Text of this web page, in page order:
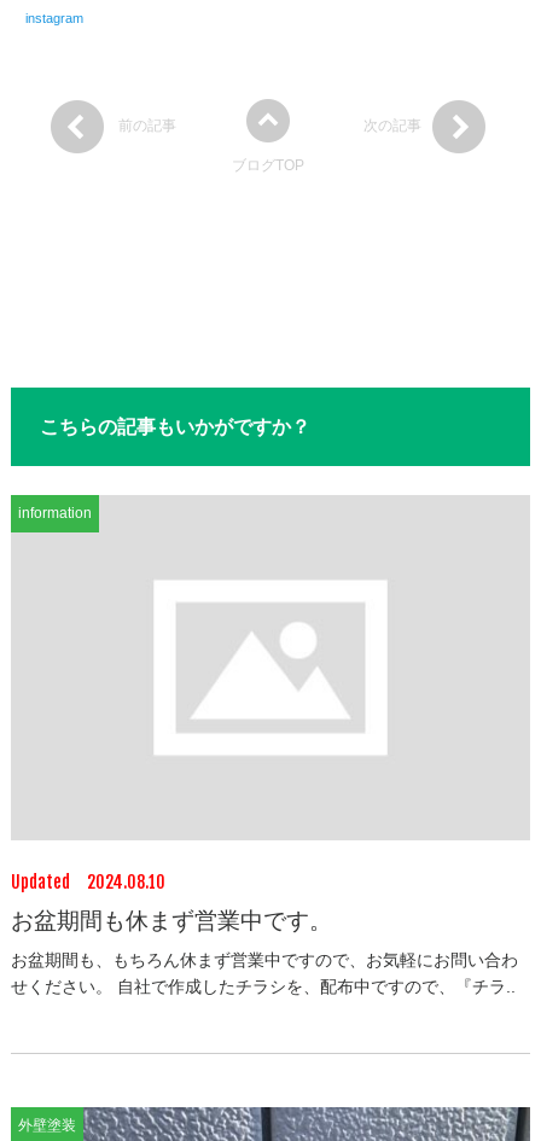
instagram
前の記事
ブログTOP
次の記事
こちらの記事もいかがですか？
information
Updated 2024.08.10
お盆期間も休まず営業中です。
お盆期間も、もちろん休まず営業中ですので、お気軽にお問い合わ
せください。 自社で作成したチラシを、配布中ですので、『チラ..
外壁塗装